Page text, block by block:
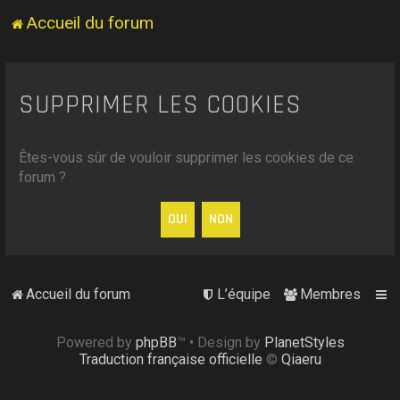
Accueil du forum
SUPPRIMER LES COOKIES
Êtes-vous sûr de vouloir supprimer les cookies de ce
forum ?
Accueil du forum Membres
L’équipe
Powered by phpBB™ • Design by PlanetStyles
Traduction française officielle © Qiaeru